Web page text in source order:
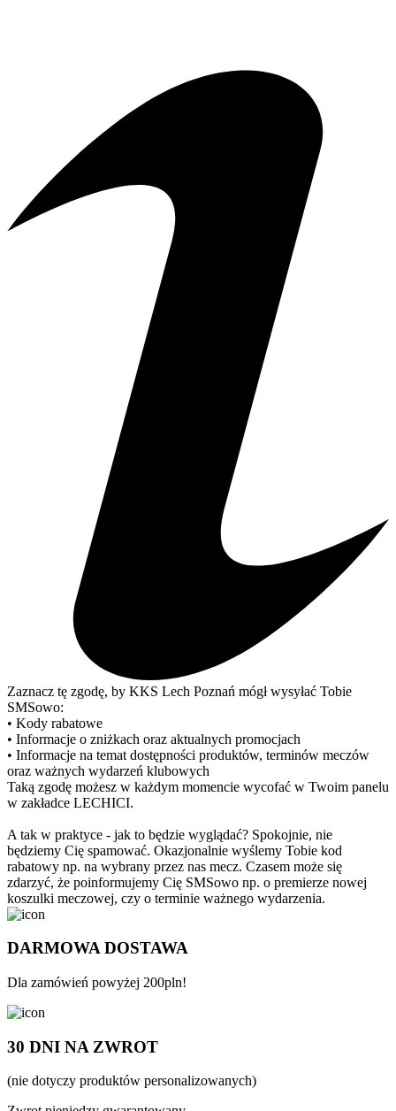
Zaznacz tę zgodę, by KKS Lech Poznań mógł wysyłać Tobie
SMSowo:
• Kody rabatowe
• Informacje o zniżkach oraz aktualnych promocjach
• Informacje na temat dostępności produktów, terminów meczów
oraz ważnych wydarzeń klubowych
Taką zgodę możesz w każdym momencie wycofać w Twoim panelu
w zakładce LECHICI.
A tak w praktyce - jak to będzie wyglądać? Spokojnie, nie
będziemy Cię spamować. Okazjonalnie wyślemy Tobie kod
rabatowy np. na wybrany przez nas mecz. Czasem może się
zdarzyć, że poinformujemy Cię SMSowo np. o premierze nowej
koszulki meczowej, czy o terminie ważnego wydarzenia.
DARMOWA DOSTAWA
Dla zamówień powyżej 200pln!
30 DNI NA ZWROT
(nie dotyczy produktów personalizowanych)